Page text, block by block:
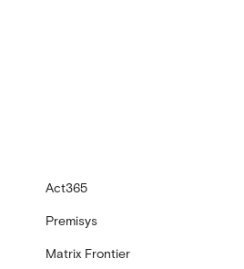
Act365
Premisys
Matrix Frontier